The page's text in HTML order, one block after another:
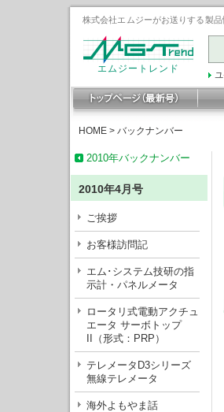
株式会社エムジーがお送りする製
エムジートレンド
HOME > バックナンバー
2010年バックナンバー
2010年4月号
ご挨拶
お客様訪問記
エム･システム技研の指
示計・パネルメータ
ロータリ式電動アクチュ
エータ サーボトップ
II（形式：PRP）
テレメータD3シリーズ
無線テレメータ
海外よもやま話